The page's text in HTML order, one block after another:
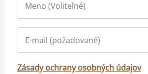
Zásady ochrany osobných údajov